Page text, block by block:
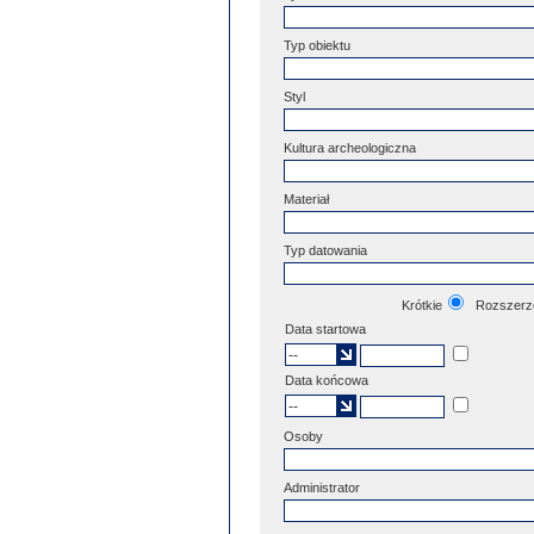
Typ obiektu
Styl
Kultura archeologiczna
Materiał
Typ datowania
Krótkie
Data startowa
Data końcowa
Osoby
Administrator